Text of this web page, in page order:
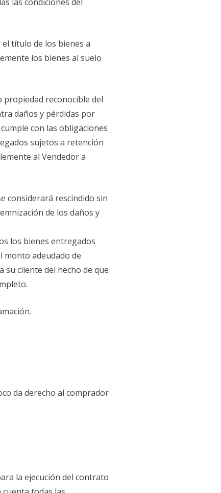
título de los bienes a
los bienes al suelo
propiedad reconocible del
daños y pérdidas por
con las obligaciones
sujetos a retención
al Vendedor a
considerará rescindido sin
de los daños y
los bienes entregados
monto adeudado de
su cliente del hecho de que
da derecho al comprador
la ejecución del contrato